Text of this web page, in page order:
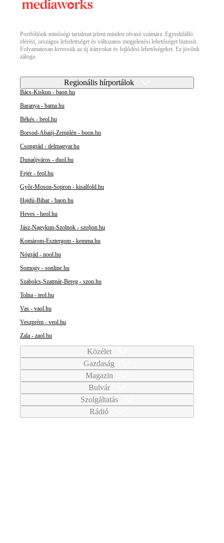
Portfóliónk minőségi tartalmat jelent minden olvasó számára. Egyedülálló
elérést, országos lefedettséget és változatos megjelenési lehetőséget biztosít.
Folyamatosan keressük az új irányokat és fejlődési lehetőségeket. Ez jövőnk
záloga.
Regionális hírportálok
Bács-Kiskun - baon.hu
Baranya - bama.hu
Békés - beol.hu
Borsod-Abaúj-Zemplén - boon.hu
Csongrád - delmagyar.hu
Dunaújváros - duol.hu
Fejér - feol.hu
Győr-Moson-Sopron - kisalfold.hu
Hajdú-Bihar - haon.hu
Heves - heol.hu
Jász-Nagykun-Szolnok - szoljon.hu
Komárom-Esztergom - kemma.hu
Nógrád - nool.hu
Somogy - sonline.hu
Szabolcs-Szatmár-Bereg - szon.hu
Tolna - teol.hu
Vas - vaol.hu
Veszprém - veol.hu
Zala - zaol.hu
Közélet
Gazdaság
Magazin
Bulvár
Szolgáltatás
Rádió